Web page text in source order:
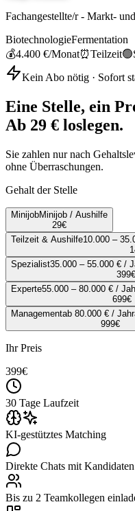
Fachangestellte/r - Markt-
BiotechnologieFermentation
💰4.400 €/Monat⏰Teilzeit🟢
Kein Abo nötig · Sofort
Eine Stelle, ein
Ab 29 € loslegen.
Sie zahlen nur nach
ohne Überraschungen.
Gehalt der Stelle
MinijobMinijob / Aushilfe
29€
Teilzeit & Aushilfe10.000 –
Spezialist35.000 – 55.000 € /
399€
Experte55.000 – 80.000 € /
699€
Managementab 80.000 € / Jahr
999€
Ihr Preis
399€
30 Tage Laufzeit
KI-gestütztes Matching
Direkte Chats mit Kandidaten
Bis zu 2 Teamkollegen